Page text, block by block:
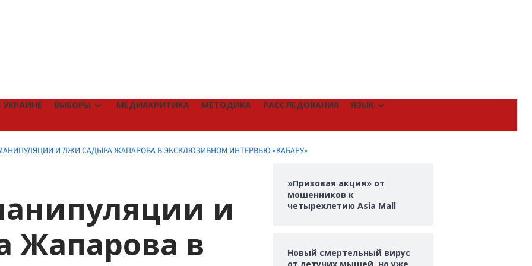
ВЫБОРЫ МЕДИАКРИТИКА МЕТОДИКА РАССЛЕДОВАНИЯ ЯЗЫК
И ЛЖИ САДЫРА ЖАПАРОВА В ЭКСКЛЮЗИВНОМ ИНТЕРВЬЮ «КАБАРУ»
и
Жапарова в
»Призовая акция» от
мошенников к
четырехлетию Asia Mall
Новый смертельный вирус